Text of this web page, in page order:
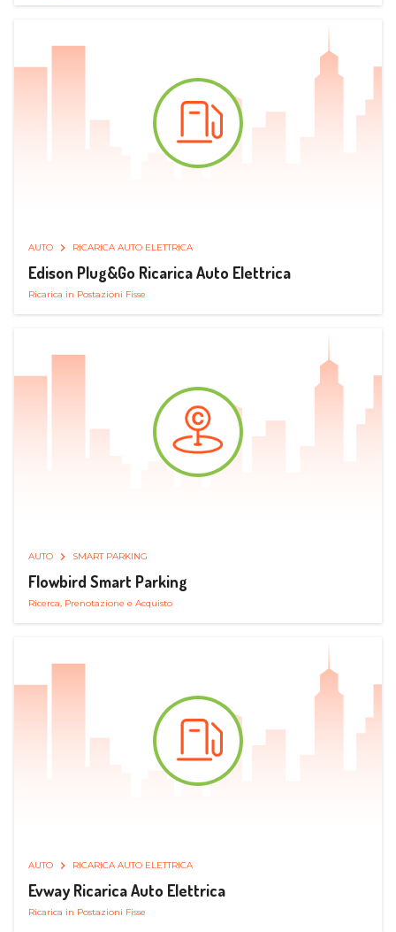
AUTO RICARICA AUTO ELETTRICA
Edison Plug&Go Ricarica Auto Elettrica
Ricarica in Postazioni Fisse
AUTO SMART PARKING
Flowbird Smart Parking
Ricerca, Prenotazione e Acquisto
AUTO RICARICA AUTO ELETTRICA
Evway Ricarica Auto Elettrica
Ricarica in Postazioni Fisse